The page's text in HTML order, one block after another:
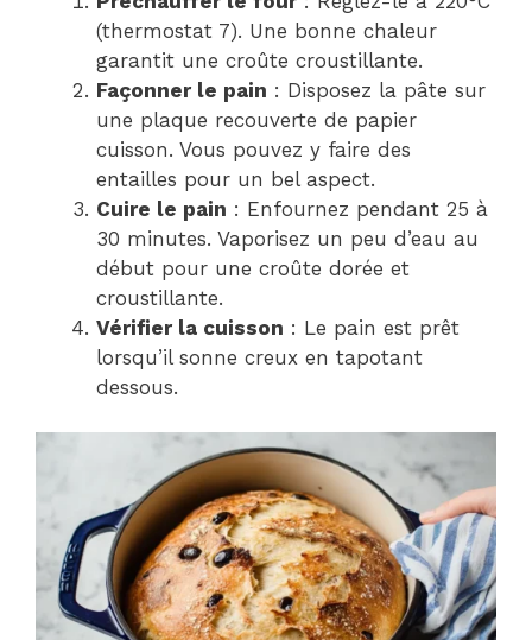
(thermostat 7). Une bonne chaleur
garantit une croûte croustillante.
Façonner le pain : Disposez la pâte sur
une plaque recouverte de papier
cuisson. Vous pouvez y faire des
entailles pour un bel aspect.
Cuire le pain : Enfournez pendant 25 à
30 minutes. Vaporisez un peu d’eau au
début pour une croûte dorée et
croustillante.
Vérifier la cuisson : Le pain est prêt
lorsqu’il sonne creux en tapotant
dessous.